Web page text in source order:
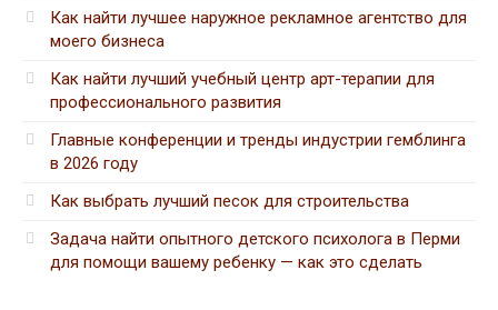
Как найти лучшее наружное рекламное агентство для
моего бизнеса
Как найти лучший учебный центр арт-терапии для
профессионального развития
Главные конференции и тренды индустрии гемблинга
в 2026 году
Как выбрать лучший песок для строительства
Задача найти опытного детского психолога в Перми
для помощи вашему ребенку — как это сделать